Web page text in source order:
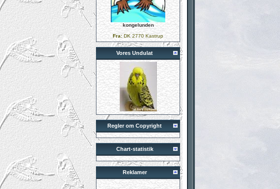
kongelunden
Fra:DK 2770 Kastrup
Vores Undulat
Regler om Copyright
Chart-statistik
Reklamer